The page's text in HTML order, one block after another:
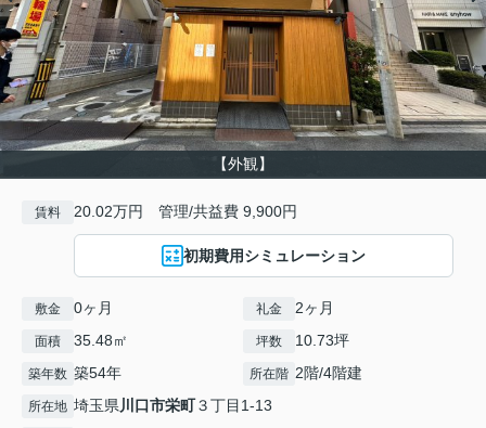
【外観】
賃料 20.02万円 管理/共益費 9,900円
初期費用シミュレーション
敷金 0ヶ月 礼金 2ヶ月
面積 35.48㎡ 坪数 10.73坪
築年数 築54年 所在階 2階/4階建
所在地 埼玉県川口市栄町３丁目1-13